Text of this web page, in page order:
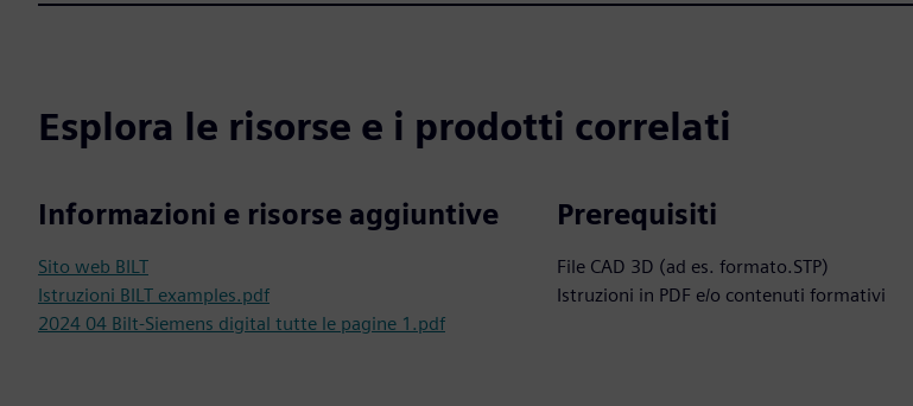
Esplora le risorse e i prodotti correlati
Informazioni e risorse aggiuntive
Sito web BILT
Istruzioni BILT examples.pdf
2024 04 Bilt-Siemens digital tutte le pagine 1.pdf
Prerequisiti
File CAD 3D (ad es. formato.STP)
Istruzioni in PDF e/o contenuti formativi